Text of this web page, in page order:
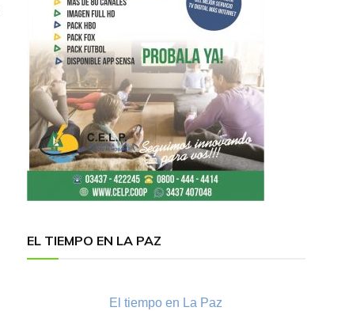
EL TIEMPO EN LA PAZ
El tiempo en La Paz